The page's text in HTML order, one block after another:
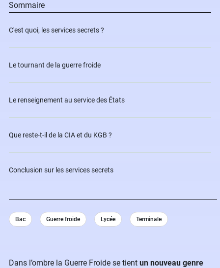
Dans l’ombre la Guerre Froide se tient un nouveau genre
Sommaire
C'est quoi, les services secrets ?
Le tournant de la guerre froide
Le renseignement au service des États
Que reste-t-il de la CIA et du KGB ?
Conclusion sur les services secrets ️‍️
Bac Guerre froide Lycée Terminale